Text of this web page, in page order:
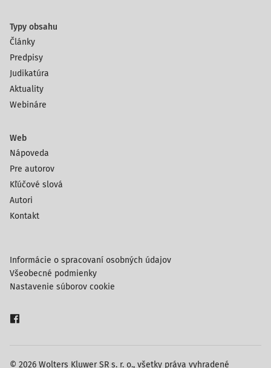
Typy obsahu
Články
Predpisy
Judikatúra
Aktuality
Webináre
Web
Nápoveda
Pre autorov
Kľúčové slová
Autori
Kontakt
© 2026 Wolters Kluwer SR s. r. o., všetky práva vyhradené
Informácie o spracovaní osobných údajov
Všeobecné podmienky
Nastavenie súborov cookie